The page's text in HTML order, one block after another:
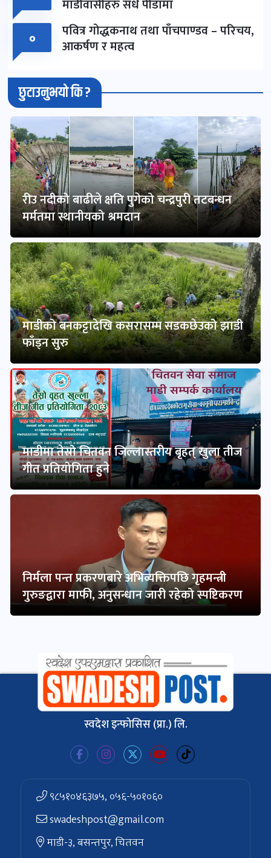
माडीवासीहरु संधै पीडामा
०
पवित्र गोद्धकनाथ तथा पाँचपाण्डव – परिचय,
आकर्षण र महत्व
छुटाउनुभयो कि ?
रीउ नदीको बाढीले क्षति पुगेको चन्द्रपुरी तटबन्धन
मर्मतमा स्थानीयको श्रमदान
माडीको बनकट्टादेखि कसरासम्म सडकछेउको झाडी
फाँड्न सुरु
माडीमा तेस्रो चितवन जिल्लास्तरीय बृहत् खुला तीज
गीत प्रतियोगिता हुने
निर्मला पन्त प्रकरणबारे अभिव्यक्तिपछि गृहमन्त्री
गुरुङद्वारा माफी, अनुसन्धान जारी रहेको स्पष्टिकरण
स्वदेश इन्फोसिस (प्रा.) लि.
९८५१०४६३७५, ०५६-५०१०६०
swadeshpost@gmail.com
माडी-३, बसन्तपुर, चितवन